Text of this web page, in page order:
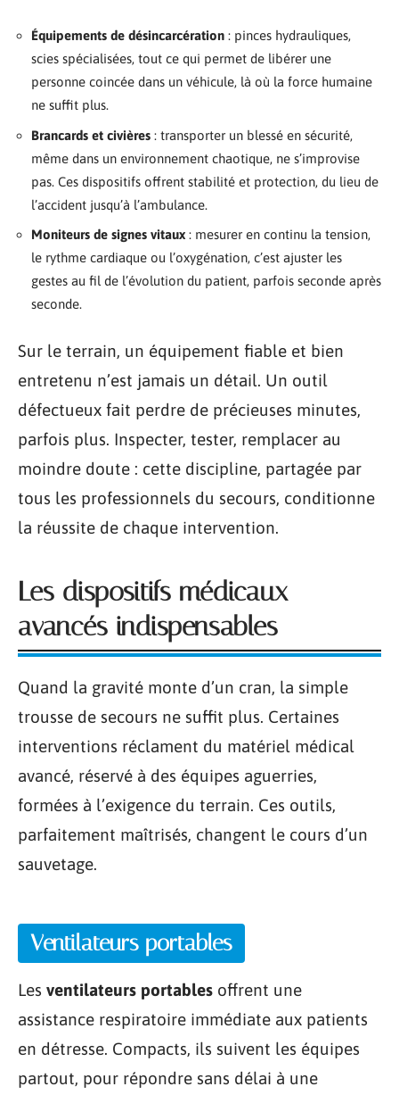
Équipements de désincarcération : pinces hydrauliques,
scies spécialisées, tout ce qui permet de libérer une
personne coincée dans un véhicule, là où la force humaine
ne suffit plus.
Brancards et civières : transporter un blessé en sécurité,
même dans un environnement chaotique, ne s’improvise
pas. Ces dispositifs offrent stabilité et protection, du lieu de
l’accident jusqu’à l’ambulance.
Moniteurs de signes vitaux : mesurer en continu la tension,
le rythme cardiaque ou l’oxygénation, c’est ajuster les
gestes au fil de l’évolution du patient, parfois seconde après
seconde.
Sur le terrain, un équipement fiable et bien
entretenu n’est jamais un détail. Un outil
défectueux fait perdre de précieuses minutes,
parfois plus. Inspecter, tester, remplacer au
moindre doute : cette discipline, partagée par
tous les professionnels du secours, conditionne
la réussite de chaque intervention.
Les dispositifs médicaux
avancés indispensables
Quand la gravité monte d’un cran, la simple
trousse de secours ne suffit plus. Certaines
interventions réclament du matériel médical
avancé, réservé à des équipes aguerries,
formées à l’exigence du terrain. Ces outils,
parfaitement maîtrisés, changent le cours d’un
sauvetage.
Ventilateurs portables
Les ventilateurs portables offrent une
assistance respiratoire immédiate aux patients
en détresse. Compacts, ils suivent les équipes
partout, pour répondre sans délai à une